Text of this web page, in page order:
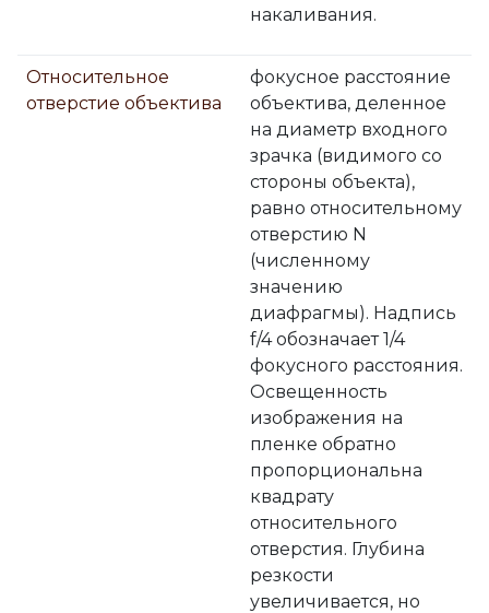
накаливания.
Относительное
отверстие объектива
фокусное расстояние
объектива, деленное
на диаметр входного
зрачка (видимого со
стороны объекта),
равно относительному
отверстию N
(численному
значению
диафрагмы). Hадпись
f/4 обозначает 1/4
фокусного расстояния.
Освещенность
изображения на
пленке обратно
пропорциональна
квадрату
относительного
отверстия. Глубина
резкости
увеличивается, но